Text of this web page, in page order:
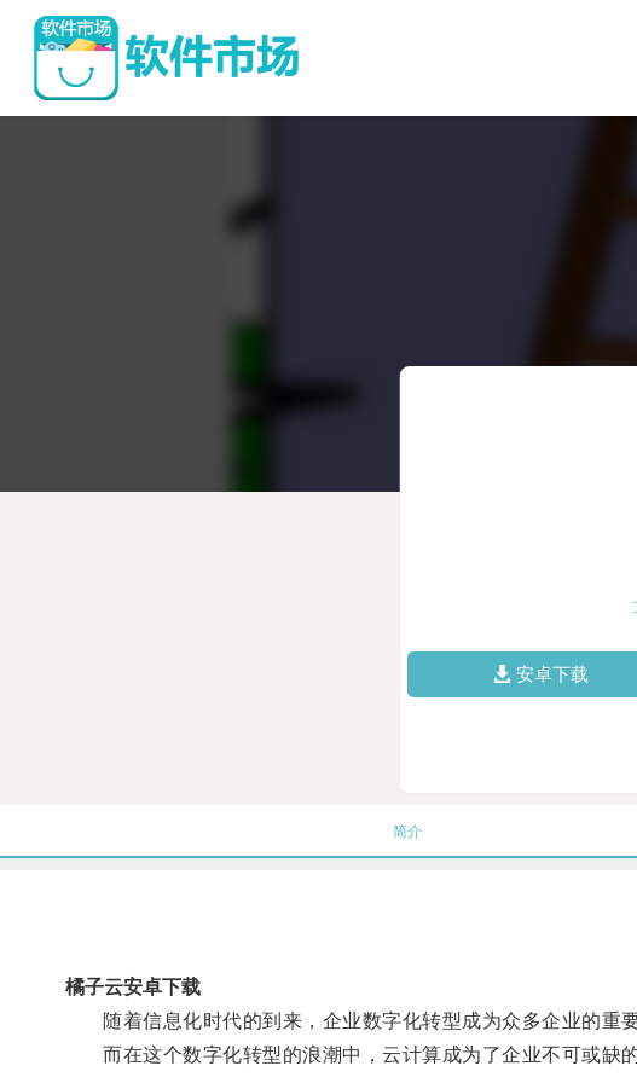
安卓下载
简介
橘子云安卓下载
随着信息化时代的到来，企业数字化转型成为众多企业的重要
而在这个数字化转型的浪潮中，云计算成为了企业不可或缺的